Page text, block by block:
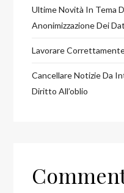
Ultime Novità In Tema
Anonimizzazione Dei
Lavorare
Cancellare Notizie Da
Diritto All’oblio